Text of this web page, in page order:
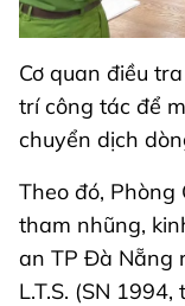
Cơ quan điều
trí công tác để
chuyển dịch
Theo đó,
tham nhũng,
an TP Đà Nẵng
L.T.S. (SN